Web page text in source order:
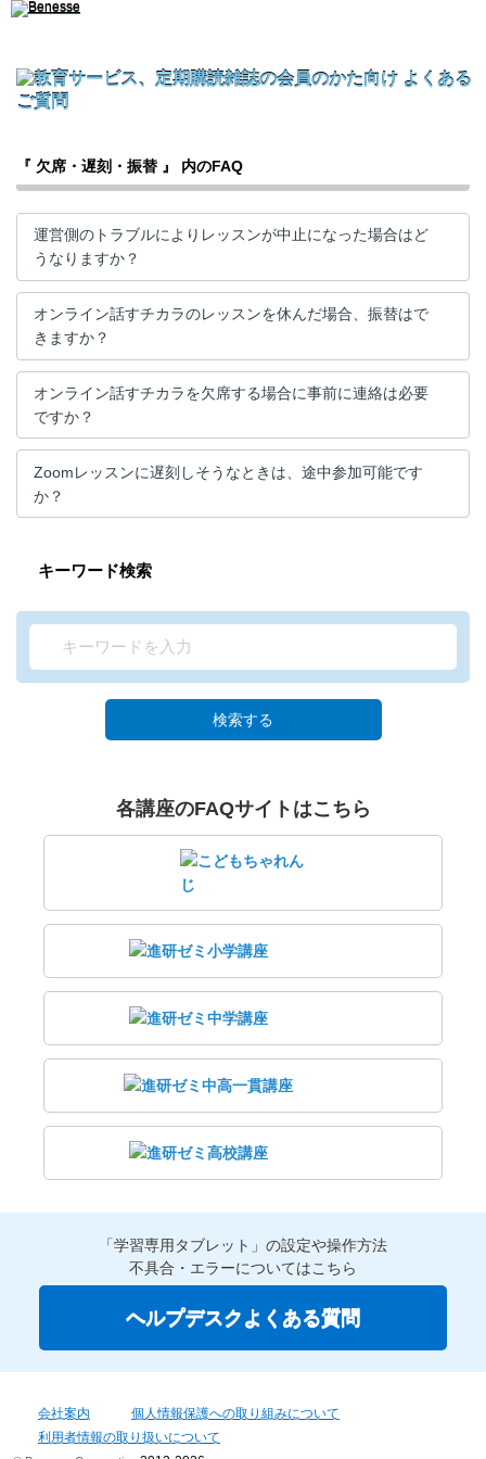
『 欠席・遅刻・振替 』 内のFAQ
運営側のトラブルによりレッスンが中止になった場合はど
うなりますか？
オンライン話すチカラのレッスンを休んだ場合、振替はで
きますか？
オンライン話すチカラを欠席する場合に事前に連絡は必要
ですか？
Zoomレッスンに遅刻しそうなときは、途中参加可能です
か？
キーワード検索
検索する
各講座のFAQサイトはこちら
「学習専用タブレット」の設定や操作方法
不具合・エラーについてはこちら
ヘルプデスクよくある質問
会社案内
個人情報保護への取り組みについて
利用者情報の取り扱いについて